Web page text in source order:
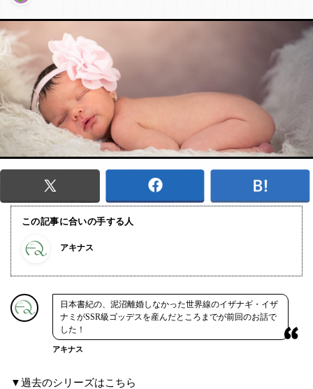
この記事に合いの手する人
アキナス
日本書紀の、泥沼離婚しなかった世界線のイザナギ・イザ
ナミがSSR級ゴッデスを産んだところまでが前回のお話で
した！
アキナス
▼過去のシリーズはこちら